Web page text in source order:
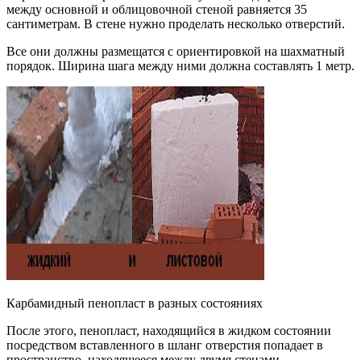
между основной и облицовочной стеной равняется 35
сантиметрам. В стене нужно проделать несколько отверстий.
Все они должны размещатся с ориентировкой на шахматный
порядок. Ширина шага между ними должна составлять 1 метр.
Карбамидный пенопласт в разных состояниях
После этого, пенопласт, находящийся в жидком состоянии
посредством вставленного в шланг отверстия попадает в